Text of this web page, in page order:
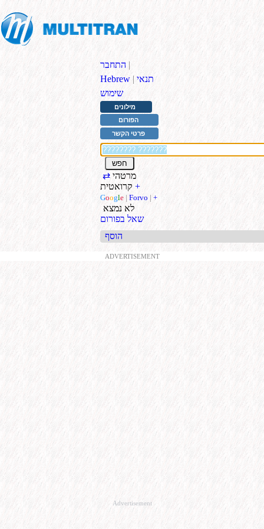
התחבר |
Hebrew | תנאי
שימוש
מילונים
הפורום
פרטי הקשר
מרטהי ⇄
+
Google | Forvo | +
לא נמצא
שאל בפורום
הוסף
ADVERTISEMENT
Advertisement